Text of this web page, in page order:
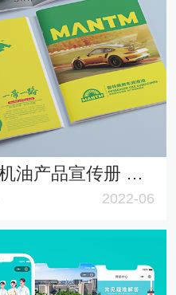
汽车润滑油机油发动机油产品宣传册 产品选型手册
2022-06